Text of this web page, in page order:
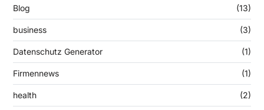
Blog (13)
business (3)
Datenschutz Generator (1)
Firmennews (1)
health (2)